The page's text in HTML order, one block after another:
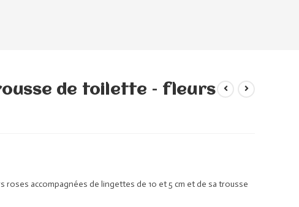
de toilette – fleurs
roses accompagnées de lingettes de 10 et 5 cm et de sa trousse